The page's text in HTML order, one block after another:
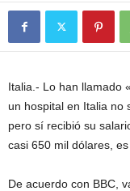
Italia.- Lo han llamado
un hospital en Italia no
pero sí recibió su
casi 650 mil dólares,
De acuerdo con BBC,